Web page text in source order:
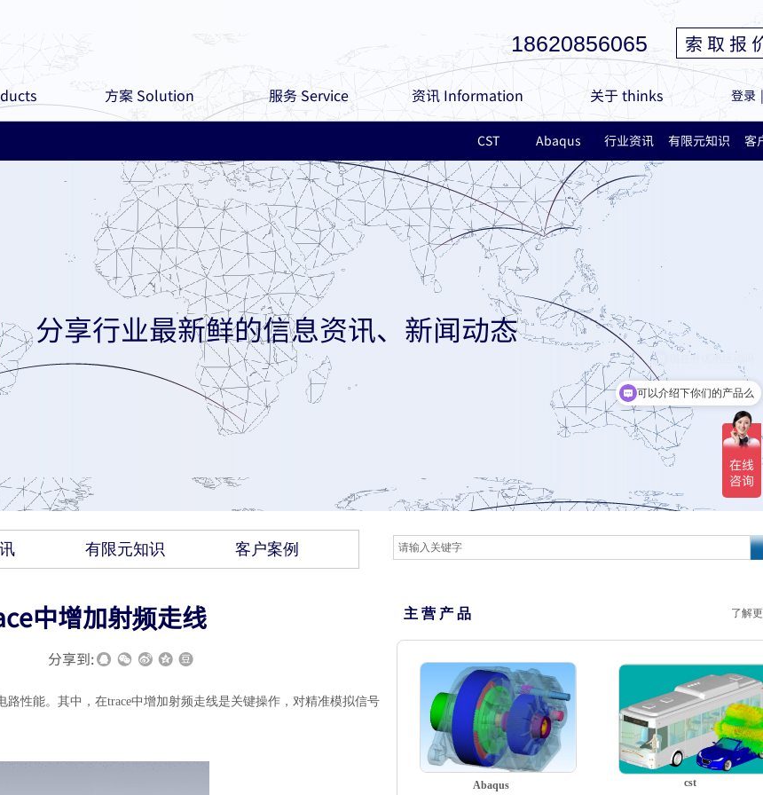
18620856065
登录 |
索 取 报
方案 Solution 服务 Service 资讯 Information 关于 thinks
分享行业最新鲜的信息资讯、新闻动态
CST Abaqus 行业资讯 有限元知识 客
有限元知识 客户案例
中增加射频走线
分享到:
性能。其中，在trace中增加射频走线是关键操作，对精准模拟信号
主 营 产 品 了解
cst
Abaqus
可以介绍下你们的产品么